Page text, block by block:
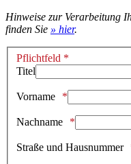
Hinweise zur Verarbeitung
finden Sie » hier.
Pflichtfeld *
Titel
Vorname
Nachname
Straße und Hausnummer